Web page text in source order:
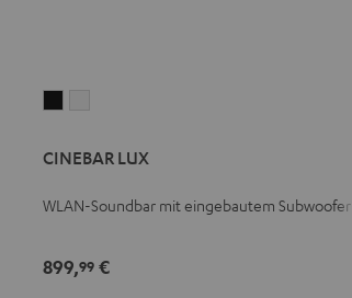
Schwarz
Weiß
CINEBAR LUX
WLAN-Soundbar mit eingebautem Subwoofer
899,99 €